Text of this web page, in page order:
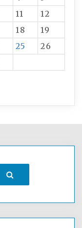
11
12
18
19
25
26
Search